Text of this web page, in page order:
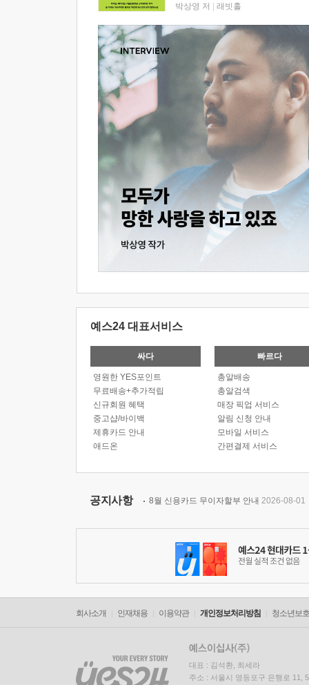
박상영 저 래빗홀
예스24 대표서비스
싸다
영원한 YES포인트
무료배송+추가적립
신규회원 혜택
중고샵/바이백
제휴카드 안내
애드온
빠르다
총알배송
총알검색
매장 픽업 서비스
알림 신청 안내
모바일 서비스
간편결제 서비스
공지사항 8월 신용카드 무이자할부 안내 2026-08-01
회사소개 인재채용 이용약관 개인정보처리방침 청소년보
대표 : 김석환, 최세라
주소 : 서울시 영등포구 은행로 11,